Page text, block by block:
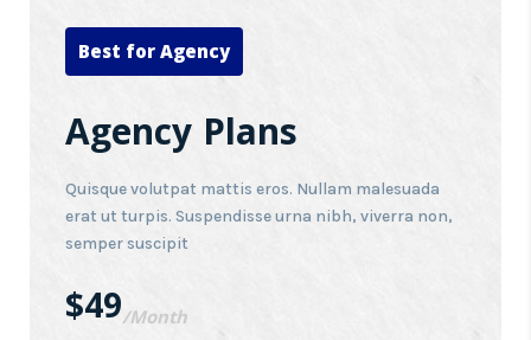
Best for Agency
Agency Plans
Quisque volutpat mattis eros. Nullam malesuada
erat ut turpis. Suspendisse urna nibh, viverra non,
semper suscipit
$49/Month